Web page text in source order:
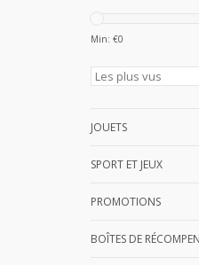
Min: €0
JOUETS
SPORT ET JEUX
PROMOTIONS
BOÎTES DE